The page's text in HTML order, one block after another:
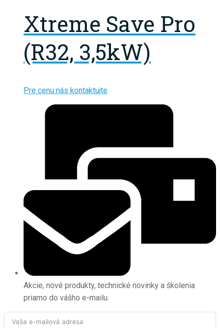
Xtreme Save Pro
(R32, 3,5kW)
Pre cenu nás kontaktujte
Akcie, nové produkty, technické novinky a školenia
priamo do vášho e-mailu.